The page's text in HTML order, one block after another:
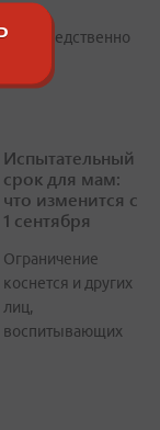
нужно
непосредственно
Испытательный
срок для мам:
что изменится с
1 сентября
Ограничение
коснется и других
лиц,
воспитывающих